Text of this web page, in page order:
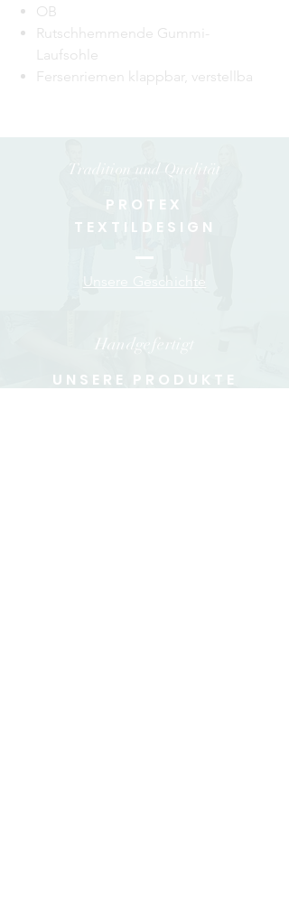
OB
Rutschhemmende Gummi-
Laufsohle
Fersenriemen klappbar, verstellba
Tradition und Qualität
PROTEX
TEXTILDESIGN
Unsere Geschichte
Handgefertigt
UNSERE PRODUKTE